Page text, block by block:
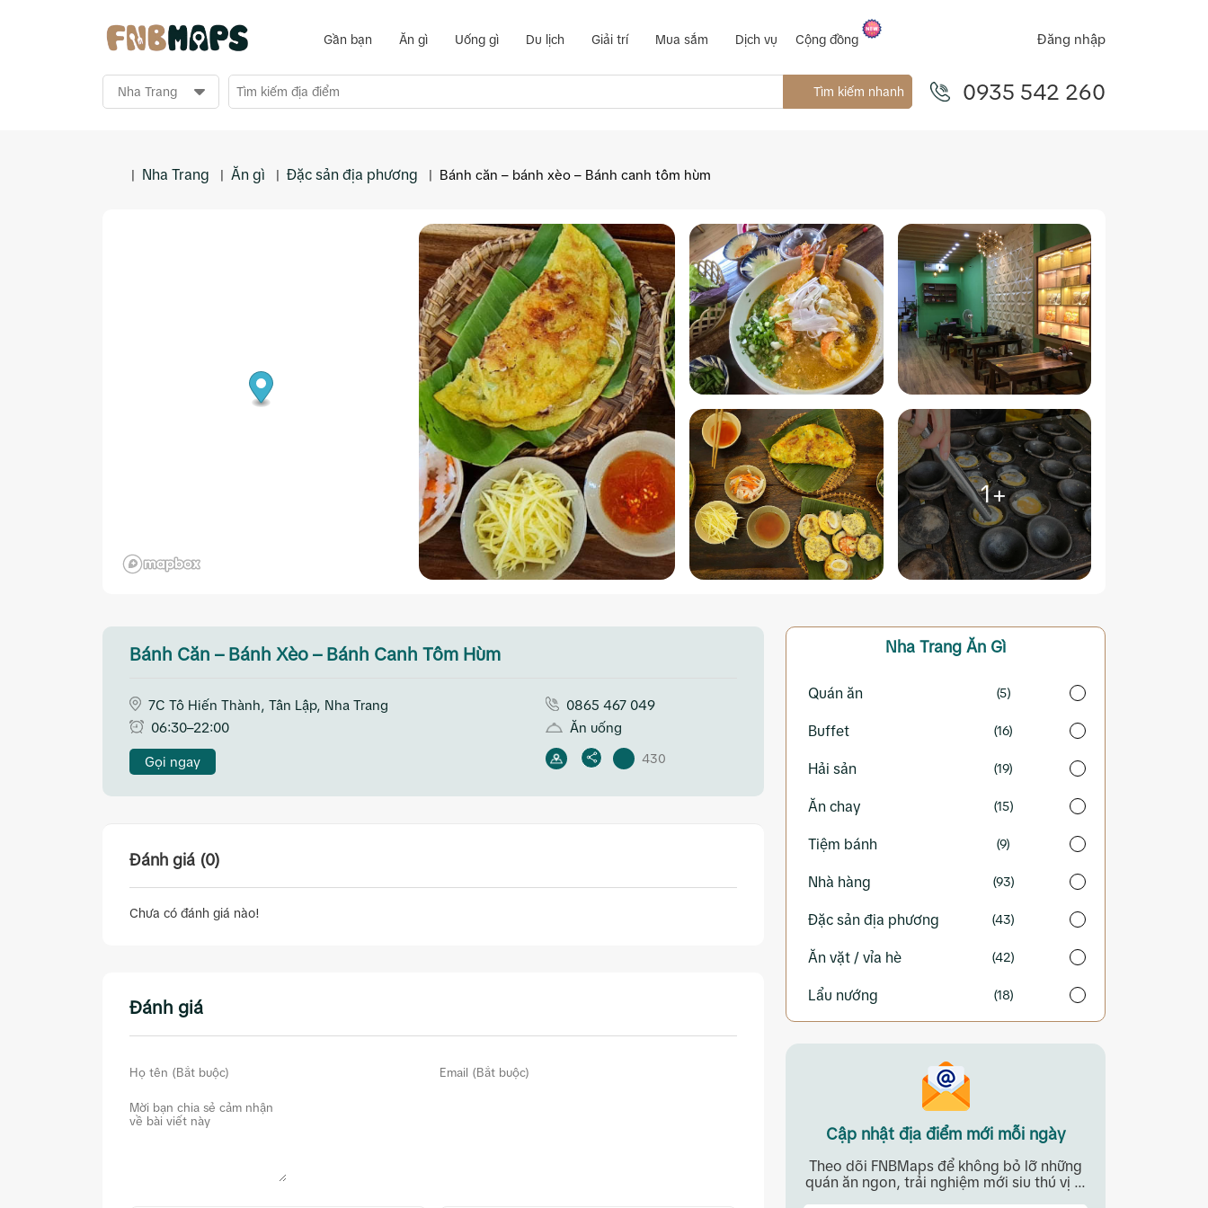
Gần bạn Ăn gì Uống gì Du lịch Giải trí Mua sắm Dịch vụ Cộng đồng Đăng nhập
Tìm kiếm nhanh 0935 542 260
| Nha Trang | Ăn gì | Đặc sản địa phương | Bánh căn – bánh xèo – Bánh canh tôm hùm
1+
Bánh Căn – Bánh Xèo – Bánh Canh Tôm Hùm
7C Tô Hiến Thành, Tân Lập, Nha Trang
0865 467 049
06:30–22:00
Ăn uống
Gọi ngay 430
Đánh giá (0)
Chưa có đánh giá nào!
Đánh giá
Nha Trang Ăn Gì
Quán ăn (5)
Buffet (16)
Hải sản (19)
Ăn chay (15)
Tiệm bánh (9)
Nhà hàng (93)
Đặc sản địa phương (43)
Ăn vặt / vỉa hè (42)
Lẩu nướng (18)
Cập nhật địa điểm mới mỗi ngày
Theo dõi FNBMaps để không bỏ lỡ những
quán ăn ngon, trải nghiệm mới siu thú vị ...